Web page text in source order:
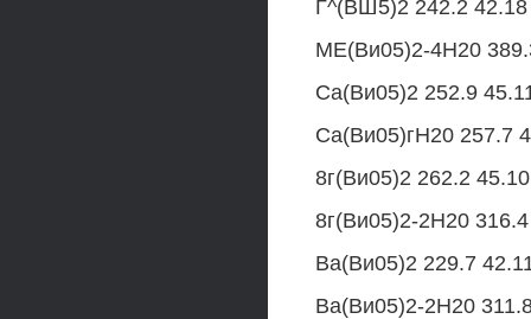
Г^(ВШ5)2 242.2
МЕ(Ви05)2-4Н20
Са(Ви05)2 252.9
Са(Ви05)гН20 257.7
8г(Ви05)2 262.2
8г(Ви05)2-2Н20
Ва(Ви05)2 229.7
Ва(Ви05)2-2Н20